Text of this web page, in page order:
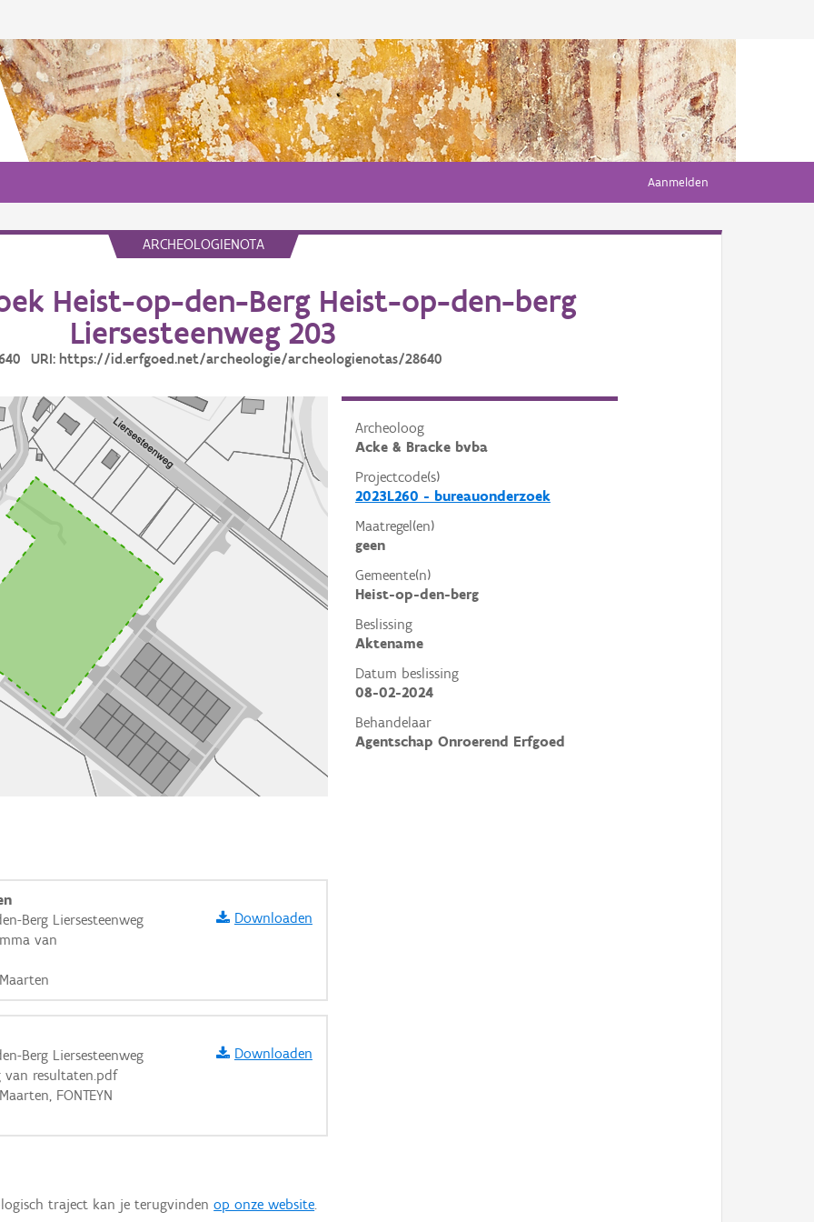
Aanmelden
ARCHEOLOGIENOTA
Heist-op-den-Berg Heist-op-den-berg
Liersesteenweg 203
URI: https://id.erfgoed.net/archeologie/archeologienotas/28640
Archeoloog
Acke & Bracke bvba
Projectcode(s)
2023L260 - bureauonderzoek
Maatregel(en)
geen
Gemeente(n)
Heist-op-den-berg
Beslissing
Aktename
Datum beslissing
08-02-2024
Behandelaar
Agentschap Onroerend Erfgoed
Berg Liersesteenweg
van
Downloaden
Berg Liersesteenweg
van resultaten.pdf
FONTEYN
Downloaden
traject kan je terugvindenop onze website.